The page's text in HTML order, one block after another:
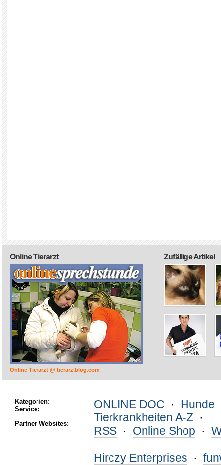
Zufällige Artikel
Online Tierarzt
Online Tierarzt @ tierarztblog.com
Kategorien:
Service:
Partner Websites:
ONLINE DOC · Hunde
Tierkrankheiten A-Z ·
RSS · Online Shop ·
Hirczy Enterprises ·